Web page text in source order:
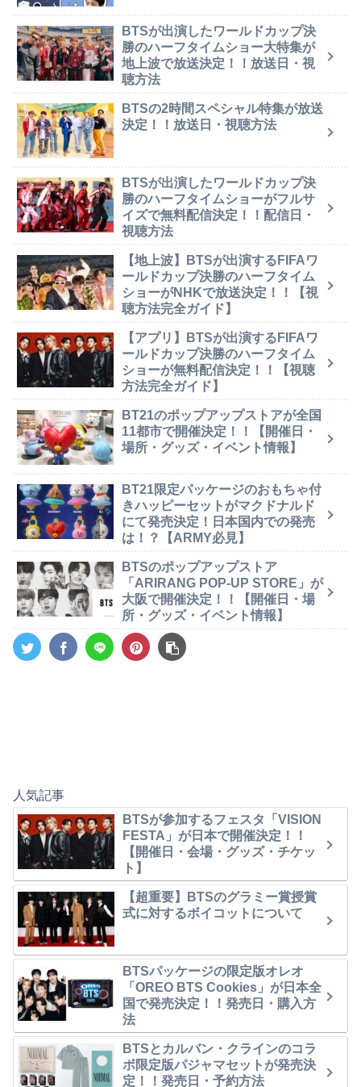
BTSが出演したワールドカップ決
勝のハーフタイムショー大特集が
地上波で放送決定！！放送日・視
聴方法
BTSの2時間スペシャル特集が放送
決定！！放送日・視聴方法
BTSが出演したワールドカップ決
勝のハーフタイムショーがフルサ
イズで無料配信決定！！配信日・
視聴方法
【地上波】BTSが出演するFIFAワ
ールドカップ決勝のハーフタイム
ショーがNHKで放送決定！！【視
聴方法完全ガイド】
【アプリ】BTSが出演するFIFAワ
ールドカップ決勝のハーフタイム
ショーが無料配信決定！！【視聴
方法完全ガイド】
BT21のポップアップストアが全国
11都市で開催決定！！【開催日・
場所・グッズ・イベント情報】
BT21限定パッケージのおもちゃ付
きハッピーセットがマクドナルド
にて発売決定！日本国内での発売
は！？【ARMY必見】
BTSのポップアップストア
「ARIRANG POP-UP STORE」が
大阪で開催決定！！【開催日・場
所・グッズ・イベント情報】
人気記事
BTSが参加するフェスタ「VISION
FESTA」が日本で開催決定！！
【開催日・会場・グッズ・チケッ
ト】
【超重要】BTSのグラミー賞授賞
式に対するボイコットについて
BTSパッケージの限定版オレオ
「OREO BTS Cookies」が日本全
国で発売決定！！発売日・購入方
法
BTSとカルバン・クラインのコラ
ボ限定版パジャマセットが発売決
定！！発売日・予約方法